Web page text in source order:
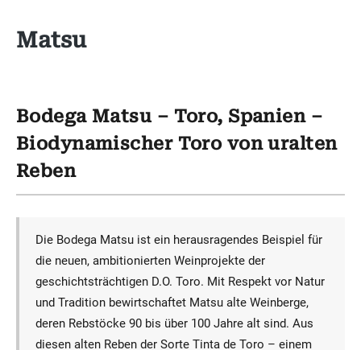
Matsu
Bodega Matsu – Toro, Spanien –
Biodynamischer Toro von uralten
Reben
Die Bodega Matsu ist ein herausragendes Beispiel für
die neuen, ambitionierten Weinprojekte der
geschichtsträchtigen D.O. Toro. Mit Respekt vor Natur
und Tradition bewirtschaftet Matsu alte Weinberge,
deren Rebstöcke 90 bis über 100 Jahre alt sind. Aus
diesen alten Reben der Sorte Tinta de Toro – einem